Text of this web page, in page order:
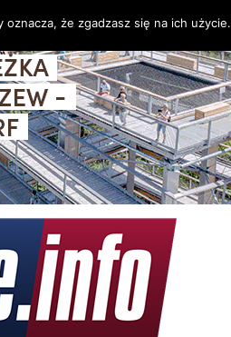
że zgadzasz się na ich użycie.